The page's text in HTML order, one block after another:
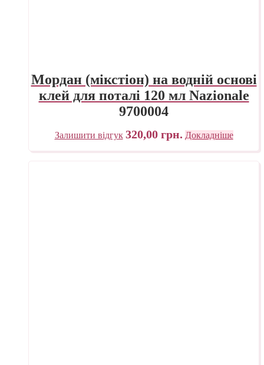
Мордан (мікстіон) на водній основі
клей для поталі 120 мл Nazionale
9700004
Залишити відгук 320,00 грн. Докладніше